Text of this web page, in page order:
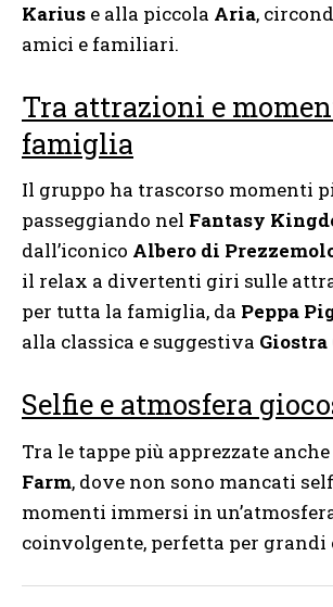
Karius e alla piccola Aria,
amici e familiari.
Tra attrazioni e
famiglia
Il gruppo ha trascorso momenti
passeggiando nel Fantasy
dall’iconico Albero di
il relax a divertenti giri sulle
per tutta la famiglia, da Peppa
alla classica e suggestiva
Selfie e atmosfera
Tra le tappe più apprezzate
Farm, dove non sono mancati
momenti immersi in
coinvolgente, perfetta per grandi